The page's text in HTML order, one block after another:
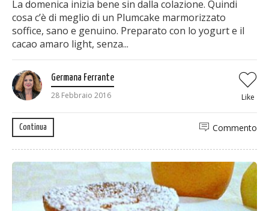
La domenica inizia bene sin dalla colazione. Quindi
cosa c’è di meglio di un Plumcake marmorizzato
soffice, sano e genuino. Preparato con lo yogurt e il
cacao amaro light, senza...
Germana Ferrante
28 Febbraio 2016
Like
Continua Commento